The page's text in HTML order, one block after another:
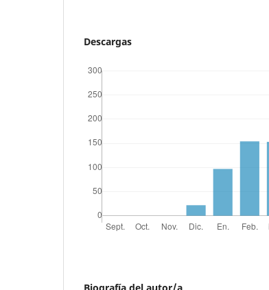
Descargas